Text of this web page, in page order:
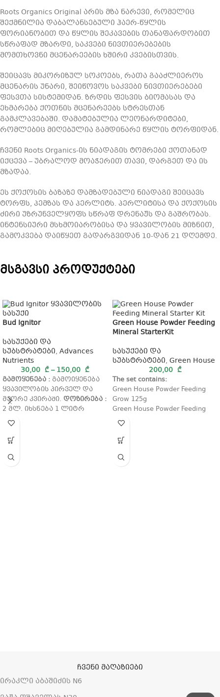
Roots Organics Original არის მზა ნარევი, რომელიც
შექმნილია დაბალანსებული ჰაერ-წყლის
ფორიანობით და წყლის შეკავების თანაფარდობით
სწრაფად მზარდი, საკვები ნივთიერებების
მომთხოვნი მცენარეების ხშირი კვებისთვის.
შეიცავს მიკორიზულ სოკოებს, რათა გააძლიეროს
მცენარის უნარი, შეიწოვოს საკვები ნივთიერებები
ფესვთა სისტემიდან. ზრდის ფესვის ბიომასას და
ეხმარება ქოთნის მცენარეებს სტრესთან
გამკლავებაში. დამატებულია ლეონარდიტები,
რომლებიც მიღებულია გამდინარე წყლის ტორფიდან.
ჩვენი Roots Organics-ის ნიადაგის ტომრები ქოთანად
იქცევა – უბრალოდ მოაჭერით თავი, დარგეთ და ის
მზადაა.
ეს ქოქოსის ბაზაზე დამზადებული ნიადაგი შეიცავს
ტორფს, პემზას და პერლიტს. პერლიტისა და ქოქოსის
ძირი უზრუნველყოფს სწრაფ დრენაჟს და გაშრობას.
ინტენსიური მსხმოიარობისა და ყვავილობის მიზნით,
გამოკვება დაიწყეთ გადარგვიდან 10-დან 21 დღემდე.
მსგავსი პროდუქტები
Bud Ignitor
სასუქები და
სუბსტრატები, Advances
Nutrients
30,00 ₾– 150,00 ₾
გამოყენება : გამოიყენება
ყვავილობის პირველ და
მეორე კვირაში. დოზირება :
2 მლ. იხსნება 1 ლიტრ
წყალში.
Green House Powder Feeding
Mineral StarterKit
სასუქები და
სუბსტრატები, Green House
200,00 ₾
The set contains:
Green House Powder Feeding
Grow 125g
Green House Powder Feeding
Hybrids 500g
Green House Powder Feeding
Booster 125g
ჩვენი მაღაზიები
ირაკლი აბაშიძის N6